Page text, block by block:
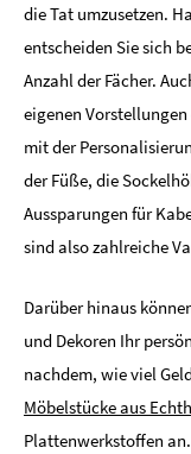
die Tat umzusetzen.
entscheiden Sie sich
Anzahl der Fächer.
eigenen
mit der
der Füße, die
Aussparungen für
sind also zahlreiche
Darüber hinaus
und Dekoren Ihr
nachdem, wie viel
Möbelstücke aus
Plattenwerkstoffen